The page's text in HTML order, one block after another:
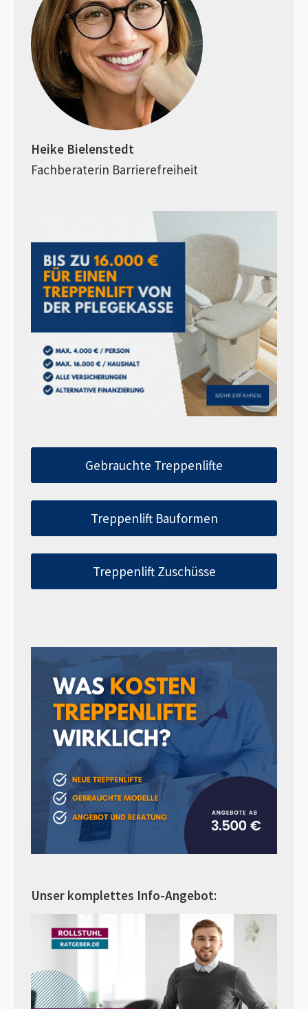
Heike Bielenstedt
Fachberaterin Barrierefreiheit
Gebrauchte Treppenlifte
Treppenlift Bauformen
Treppenlift Zuschüsse
Unser komplettes Info-Angebot: